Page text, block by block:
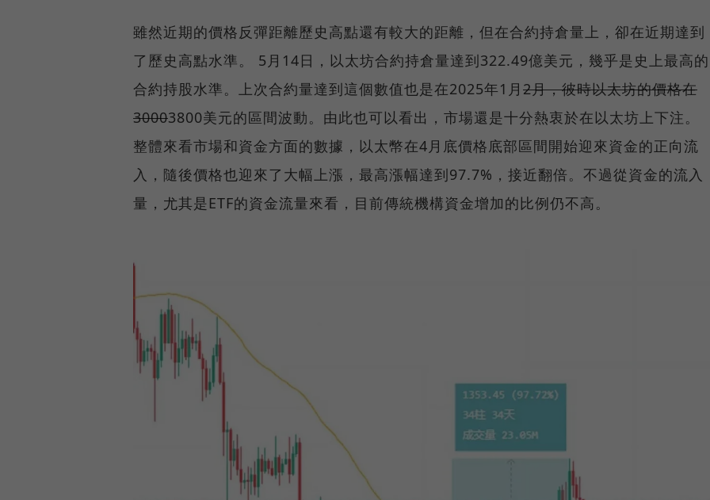
雖然近期的價格反彈距離歷史高點還有較大的距離，但在合約持倉量上，卻在近期達到
了歷史高點水準。 5月14日，以太坊合約持倉量達到322.49億美元，幾乎是史上最高的
合約持股水準。上次合約量達到這個數值也是在2025年1月 2月，彼時以太坊的價格在
30003800美元的區間波動。由此也可以看出，市場還是十分熱衷於在以太坊上下注。
整體來看市場和資金方面的數據，以太幣在4月底價格底部區間開始迎來資金的正向流
入，隨後價格也迎來了大幅上漲，最高漲幅達到97.7%，接近翻倍。不過從資金的流入
量，尤其是ETF的資金流量來看，目前傳統機構資金增加的比例仍不高。